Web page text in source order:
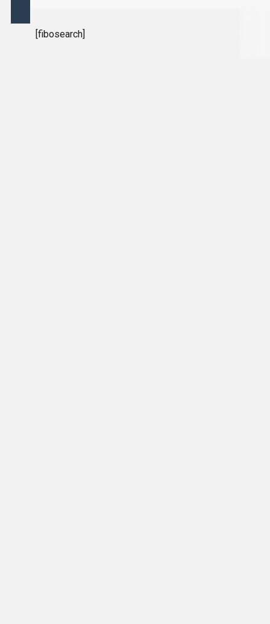
[fibosearch]